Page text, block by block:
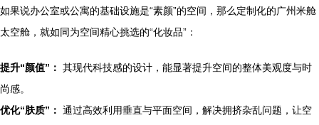
如果说办公室或公寓的基础设施是“素颜”的空间，那么定制化的广州米舱
太空舱，就如同为空间精心挑选的“化妆品”：
提升“颜值”： 其现代科技感的设计，能显著提升空间的整体美观度与时
尚感。
优化“肤质”： 通过高效利用垂直与平面空间，解决拥挤杂乱问题，让空